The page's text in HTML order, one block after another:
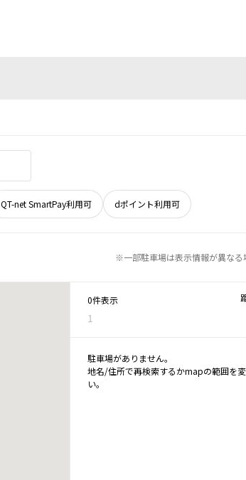
QT-net SmartPay利用可 dポイント利用可
※一部駐車場は表示情報が異なる
0件表示
1
駐車場がありません。
地名/住所で再検索するかmapの範囲を
い。